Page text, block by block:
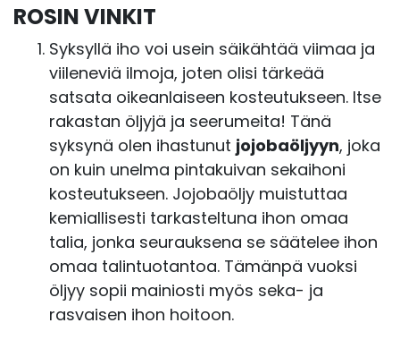
ROSIN VINKIT
Syksyllä iho voi usein säikähtää viimaa ja
viileneviä ilmoja, joten olisi tärkeää
satsata oikeanlaiseen kosteutukseen. Itse
rakastan öljyjä ja seerumeita! Tänä
syksynä olen ihastunut jojobaöljyyn, joka
on kuin unelma pintakuivan sekaihoni
kosteutukseen. Jojobaöljy muistuttaa
kemiallisesti tarkasteltuna ihon omaa
talia, jonka seurauksena se säätelee ihon
omaa talintuotantoa. Tämänpä vuoksi
öljyy sopii mainiosti myös seka- ja
rasvaisen ihon hoitoon.